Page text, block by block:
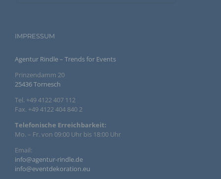
IMPRESSUM
Agentur Rindle – Trends for Events
Prinzendamm 20
25436 Tornesch
Tel. +49 4122 407 112
Fax. +49 4122 404 840 2
Telefonische Erreichbarkeit:
Mo. – Fr. von 09:00 Uhr bis 18:00 Uhr
Email:
info@agentur-rindle.de
info@eventdekoration.eu
Prinzendamm 20
Deutschland
494122407112
E-Mail: info@eventdekoration.eu
Cookies / SessionStorage / LocalStorage
LocalStorage und SessionStorage. Dies dient dazu, unser
Angebot nutzerfreundlicher, effektiver und sicherer zu
machen. Local Storage und SessionStorage ist eine
Technologie, mit welcher ihr Browser Daten auf Ihrem